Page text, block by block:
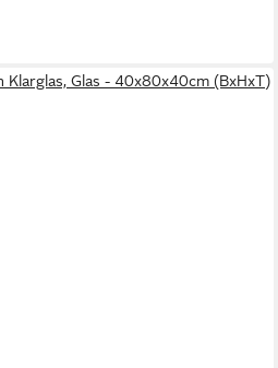
Glas - 40x80x40cm (BxHxT)